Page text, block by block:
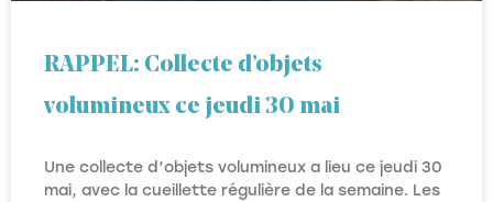
RAPPEL: Collecte d’objets
volumineux ce jeudi 30 mai
Une collecte d’objets volumineux a lieu ce jeudi 30
mai, avec la cueillette régulière de la semaine. Les